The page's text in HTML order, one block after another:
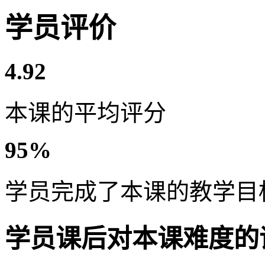
学员评价
4.92
本课的平均评分
95%
学员完成了本课的教学目
学员课后对本课难度